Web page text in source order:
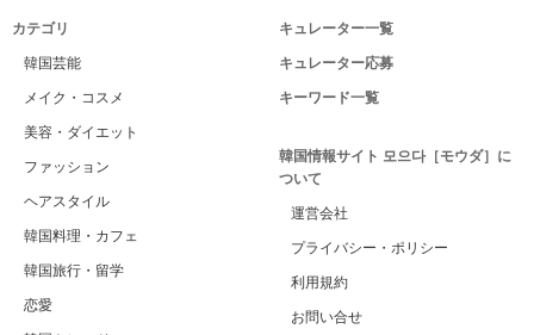
カテゴリ
韓国芸能
メイク・コスメ
美容・ダイエット
ファッション
ヘアスタイル
韓国料理・カフェ
韓国旅行・留学
恋愛
キュレーター一覧
キュレーター応募
キーワード一覧
韓国情報サイト 모으다［モウダ］に
ついて
運営会社
プライバシー・ポリシー
利用規約
お問い合せ